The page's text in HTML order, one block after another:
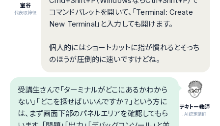
室谷
代表取締役
コマンドパレットを開いて、「Terminal: Create
New Terminal」と入力しても開けます。
個人的にはショートカットに指が慣れるとそっち
のほうが圧倒的に速いですけどね。
テキトー教師
.AI認定講師
受講生さんで「ターミナルがどこにあるかわから
ない」「どこを探せばいいんですか？」という方に
は、まず画面下部のパネルエリアを確認してもら